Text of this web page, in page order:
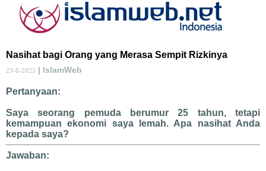
Nasihat bagi Orang yang Merasa Sempit Rizkinya
23-8-2023 | IslamWeb
Pertanyaan:
Saya seorang pemuda berumur 25 tahun, tetapi
kemampuan ekonomi saya lemah. Apa nasihat Anda
kepada saya?
Jawaban: